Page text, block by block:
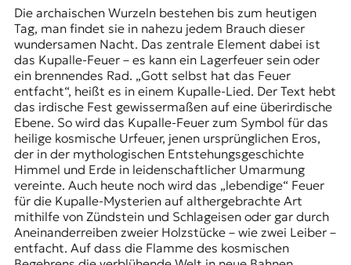
Die archaischen Wurzeln bestehen bis zum heutigen
Tag, man findet sie in nahezu jedem Brauch dieser
wundersamen Nacht. Das zentrale Element dabei ist
das Kupalle-Feuer – es kann ein Lagerfeuer sein oder
ein brennendes Rad. „Gott selbst hat das Feuer
entfacht“, heißt es in einem Kupalle-Lied. Der Text hebt
das irdische Fest gewissermaßen auf eine überirdische
Ebene. So wird das Kupalle-Feuer zum Symbol für das
heilige kosmische Urfeuer, jenen ursprünglichen Eros,
der in der mythologischen Entstehungsgeschichte
Himmel und Erde in leidenschaftlicher Umarmung
vereinte. Auch heute noch wird das „lebendige“ Feuer
für die Kupalle-Mysterien auf althergebrachte Art
mithilfe von Zündstein und Schlageisen oder gar durch
Aneinanderreiben zweier Holzstücke – wie zwei Leiber –
entfacht. Auf dass die Flamme des kosmischen